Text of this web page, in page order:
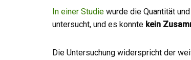
In einer Studie wurde die Quantität
untersucht, und es konnte kein
Die Untersuchung widerspricht der